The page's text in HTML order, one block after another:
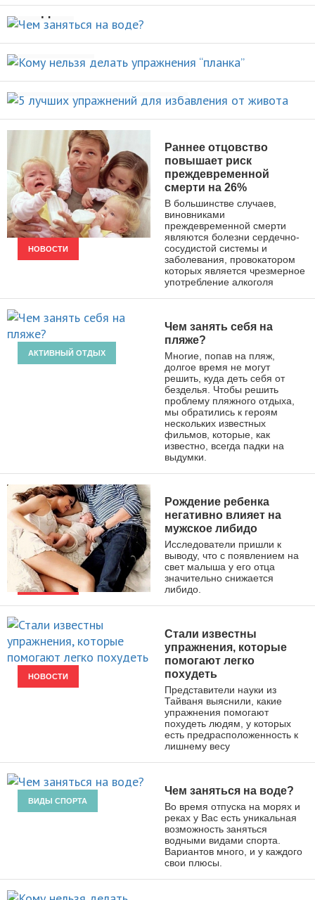
НОВОСТИ
воде?
ВИДЫ СПОРТА
Кому нельзя делать упражнения
“планка”
НОВОСТИ
5 лучших упражнений для
избавления от живота
ПОХУДЕНИЕ
НОВОСТИ
Раннее отцовство
повышает риск
преждевременной
смерти на 26%
В большинстве случаев,
виновниками
преждевременной смерти
являются болезни сердечно-
сосудистой системы и
заболевания, провокатором
которых является чрезмерное
употребление алкоголя
АКТИВНЫЙ ОТДЫХ
Чем занять себя на
пляже?
Многие, попав на пляж,
долгое время не могут
решить, куда деть себя от
безделья. Чтобы решить
проблему пляжного отдыха,
мы обратились к героям
нескольких известных
фильмов, которые, как
известно, всегда падки на
выдумки.
Рождение ребенка
негативно влияет на
мужское либидо
Исследователи пришли к
выводу, что с появлением на
свет малыша у его отца
значительно снижается
либидо.
НОВОСТИ
Стали известны
упражнения, которые
помогают легко
похудеть
Представители науки из
Тайваня выяснили, какие
упражнения помогают
похудеть людям, у которых
есть предрасположенность к
лишнему весу
ВИДЫ СПОРТА
Чем заняться на воде?
Во время отпуска на морях и
реках у Вас есть уникальная
возможность заняться
водными видами спорта.
Вариантов много, и у каждого
свои плюсы.